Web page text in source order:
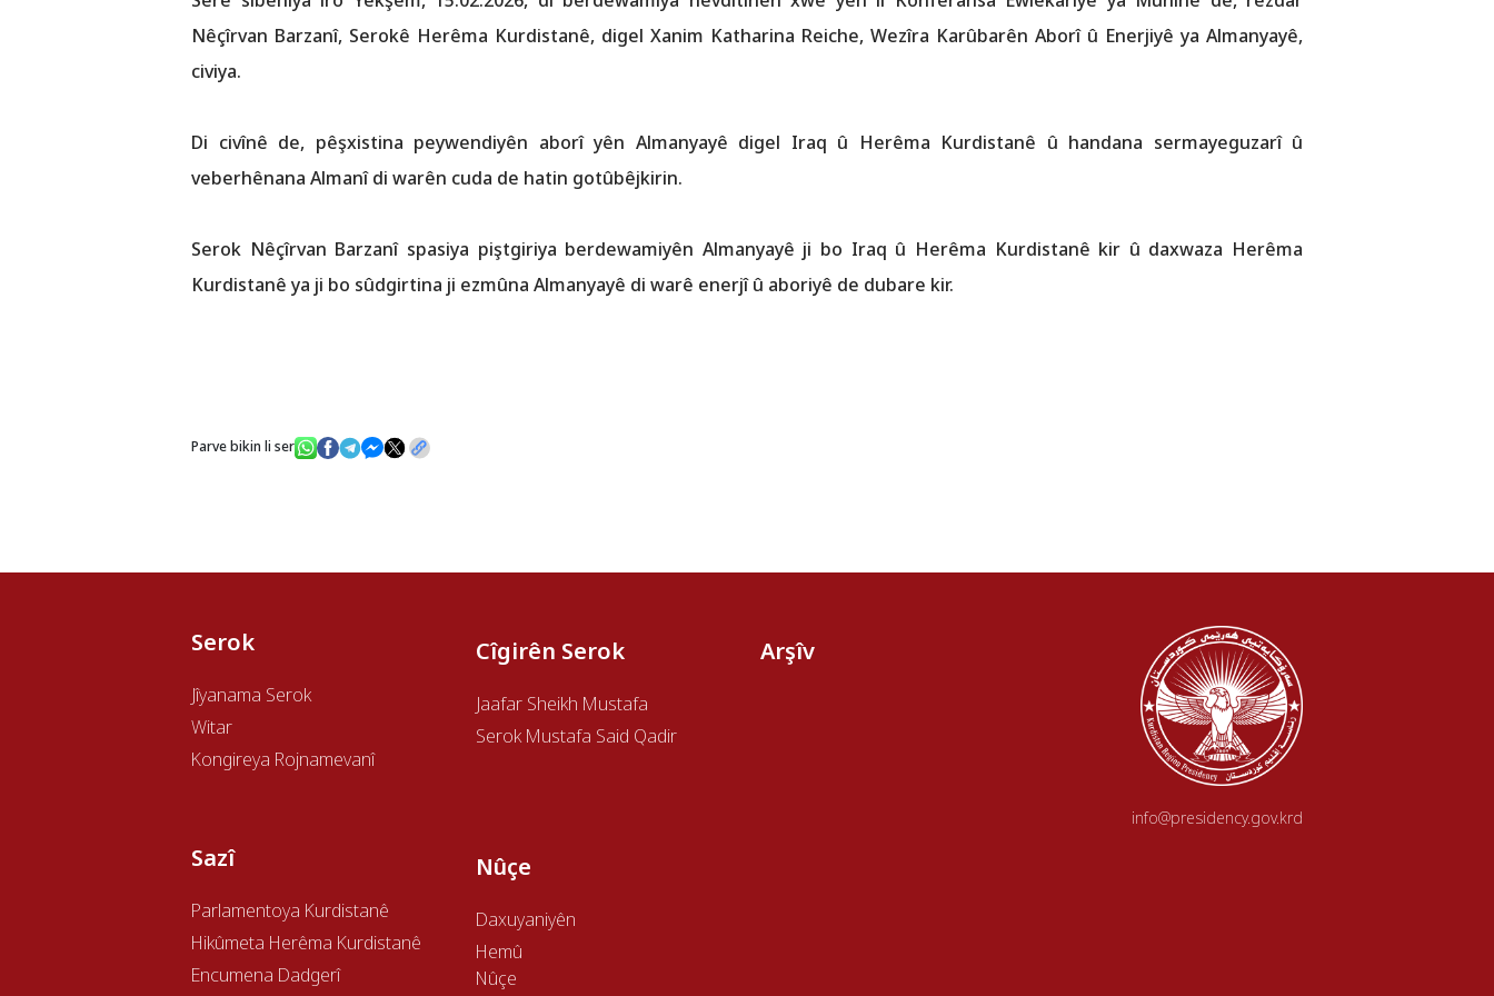
Nêçîrvan Barzanî, Serokê Herêma Kurdistanê, digel Xanim Katharina Reiche, Wezîra Karûbarên Aborî û Enerjiyê ya Almanyayê,
civiya.
Di civînê de, pêşxistina peywendiyên aborî yên Almanyayê digel Iraq û Herêma Kurdistanê û handana sermayeguzarî û
veberhênana Almanî di warên cuda de hatin gotûbêjkirin.
Serok Nêçîrvan Barzanî spasiya piştgiriya berdewamiyên Almanyayê ji bo Iraq û Herêma Kurdistanê kir û daxwaza Herêma
Kurdistanê ya ji bo sûdgirtina ji ezmûna Almanyayê di warê enerjî û aboriyê de dubare kir.
Parve bikin li ser
Serok
Jîyanama Serok
Witar
Kongireya Rojnamevanî
Sazî
Parlamentoya Kurdistanê
Hikûmeta Herêma Kurdistanê
Encumena Dadgerî
Cîgirên Serok
Jaafar Sheikh Mustafa
Serok Mustafa Said Qadir
Nûçe
Daxuyaniyên
Hemû
Nûçe
Arşîv
info@presidency.gov.krd